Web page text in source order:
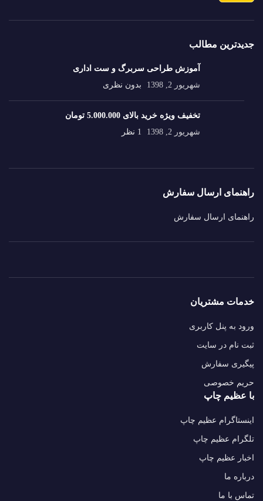
جدیدترین مطالب
آموزش طراحی سربرگ و ست اداری
شهریور 2, 1398
بدون نظری
تخفیف ویژه خرید بالای 5.000.000 تومان
شهریور 2, 1398
1 نظر
راهنمای ارسال سفارش
راهنمای ارسال سفارش
خدمات مشتریان
ورود به پنل کاربری
ثبت نام در سایت
پیگیری سفارش
حریم خصوصی
با عظیم چاپ
اینستاگرام عظیم چاپ
تلگرام عظیم چاپ
اخبار عظیم چاپ
درباره ما
تماس با ما